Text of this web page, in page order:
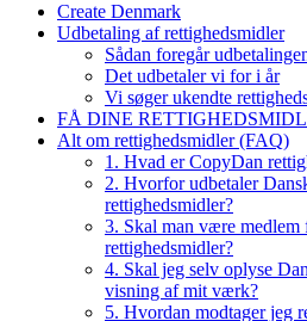
Create Denmark
Udbetaling af rettighedsmidler
Sådan foregår
Det udbetaler vi for i år
Vi søger ukendte
FÅ DINE
Alt om rettighedsmidler (FAQ)
1. Hvad er CopyDan
2. Hvorfor udbetaler
rettighedsmidler?
3. Skal man være medlem
rettighedsmidler?
4. Skal jeg selv oplyse
visning af mit værk?
5. Hvordan modtager jeg